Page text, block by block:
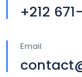
+212
Email